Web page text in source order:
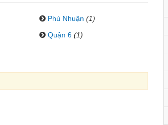
Phú Nhuận (1)
Quận 6 (1)